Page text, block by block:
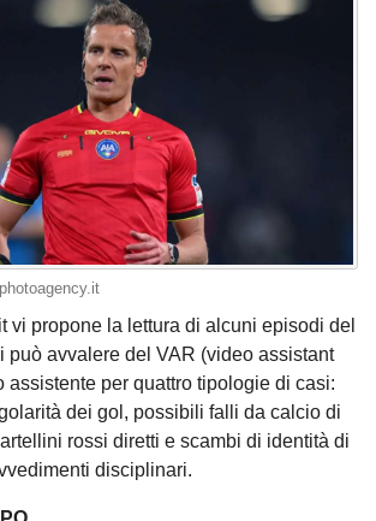
vi propone la lettura di alcuni episodi del
può avvalere del VAR (video assistant
assistente per quattro tipologie di casi:
dei gol, possibili falli da calcio di
rossi diretti e scambi di identità di
disciplinari.